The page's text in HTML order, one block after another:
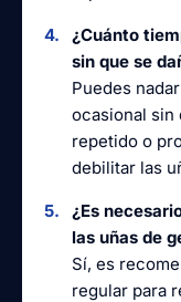
¿Cuánto
sin que se
Puedes
ocasional sin
repetido o
debilitar las
¿Es
las uñas de
Sí, es
regular para